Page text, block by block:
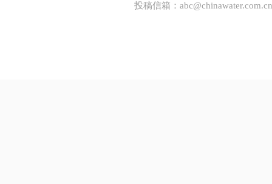
投稿信箱： abc@chinawater.com.cn